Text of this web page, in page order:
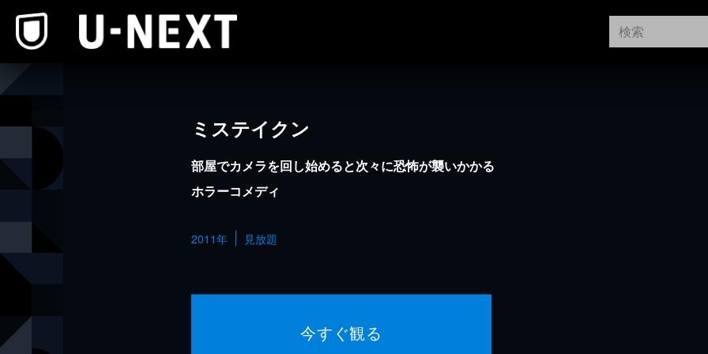
ミステイクン
部屋でカメラを回し始めると次々に恐怖が襲いかかる
ホラーコメディ
2011年 見放題
今すぐ観る